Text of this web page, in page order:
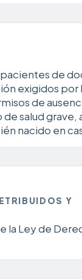
pacientes de
exigidos por
de
salud grave,
nacido en
Y
la Ley de